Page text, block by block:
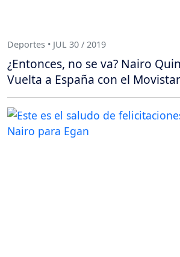
Deportes • JUL 30 / 2019
¿Entonces, no se va? Nairo
Vuelta a España con el